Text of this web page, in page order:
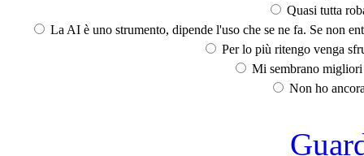
Quasi tutta
La AI è uno strumento, dipende l'uso che se ne fa. Se non
Per lo più ritengo venga
Mi sembrano
Non ho